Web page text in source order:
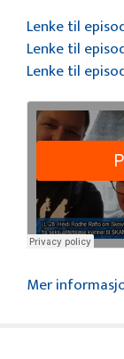
Lenke til
Lenke til
Lenke til
Mer